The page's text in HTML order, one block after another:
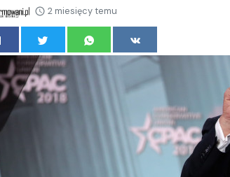
2 miesięcy temu